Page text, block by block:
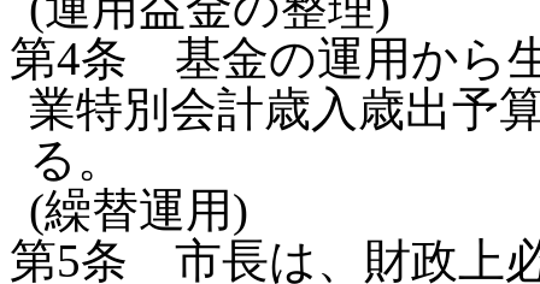
第4条 基金の運用から
業特別会計歳入歳出予
る。
(繰替運用)
第5条 市長は、財政上